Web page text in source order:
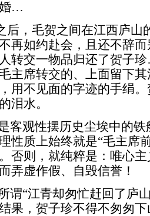
婚…
，毛贺之间在江西庐山
再如约赴会，且还不辞
转交一物品归还了贺子
主席转交的、上面留下
用不见面的字迹的手绢
泪水。
观性摆历史尘埃中的铁
性质上始终就是“毛主席
否则，就纯粹是：唯心
弄虚作假、自毁信誉！
“江青却匆忙赶回了庐
果，贺子珍不得不匆匆